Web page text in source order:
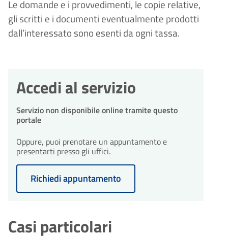
giorni integrazioni
Durante l'istruttoria, potrebbero
essere necessarie integrazioni. Il
comune ti invierà una richiesta di
30
giorni procedimento
di 30 giorni dalla presentazione
dell'istanza.
10 Eventuale richiesta di
integrazioni entro 10 giorni
dall'avvio del procedimento.
30
giorni
Conclusione del
procedimento
Il procedimento amministrativo
sarà concluso entro un massimo
di 30 giorni dalla presentazione
Le domande e i provvedimenti, le copie relative,
gli scritti e i documenti eventualmente prodotti
dall’interessato sono esenti da ogni tassa.
Accedi al servizio
Servizio non disponibile online tramite questo
portale
Oppure, puoi prenotare un appuntamento e
presentarti presso gli uffici.
Richiedi appuntamento
Casi particolari